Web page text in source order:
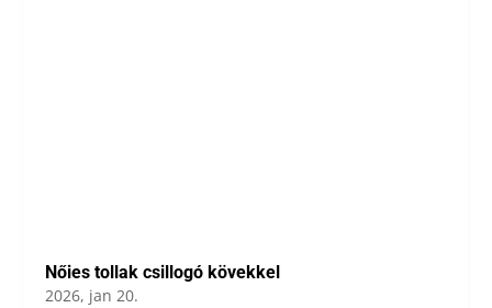
Nőies tollak csillogó kövekkel
2026, jan 20.